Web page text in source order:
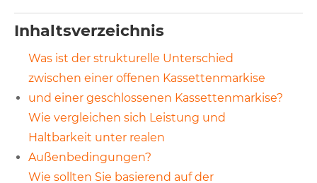
Inhaltsverzeichnis
Was ist der strukturelle Unterschied
zwischen einer offenen Kassettenmarkise
und einer geschlossenen Kassettenmarkise?
Wie vergleichen sich Leistung und
Haltbarkeit unter realen
Außenbedingungen?
Wie sollten Sie basierend auf der